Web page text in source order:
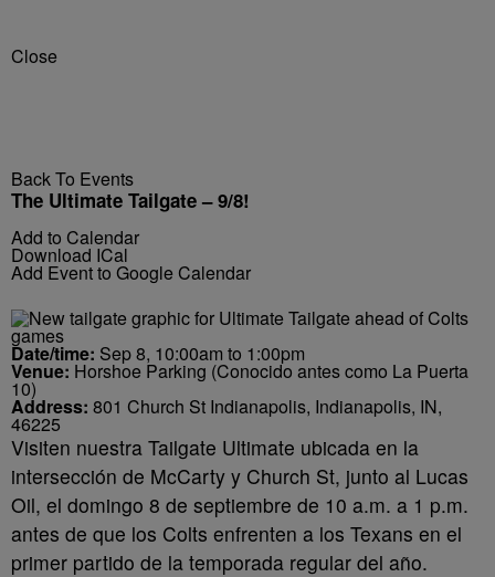
Close
Back To Events
The Ultimate Tailgate – 9/8!
Add to Calendar
Download ICal
Add Event to Google Calendar
Date/time: Sep 8, 10:00am to 1:00pm
Venue: Horshoe Parking (Conocido antes como La Puerta
10)
Address: 801 Church St Indianapolis, Indianapolis, IN,
46225
Visiten nuestra Tailgate Ultimate ubicada en la
intersección de McCarty y Church St, junto al Lucas
Oil, el domingo 8 de septiembre de 10 a.m. a 1 p.m.
antes de que los Colts enfrenten a los Texans en el
primer partido de la temporada regular del año.